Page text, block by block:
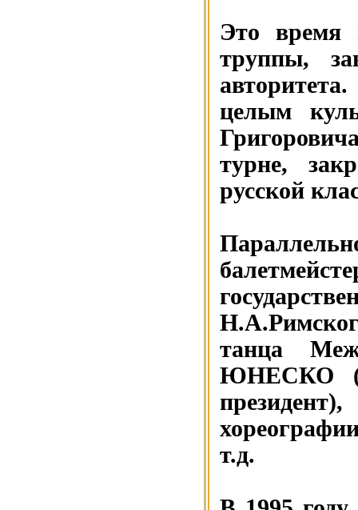
Это время
труппы,
целым
турне,
русской
танца
ЮНЕСКО (в
т.д.